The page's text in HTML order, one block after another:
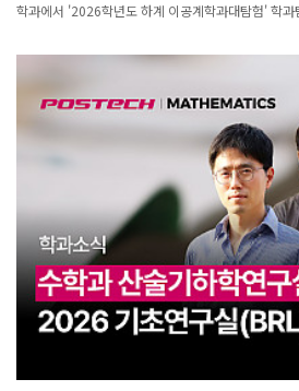
학과에서 '2026학년도 하계 이공계학과대탐험' 학과
할 수 있도록 마련된 진로 프로그램이다.수학과에는
여 손영환 교수의 학과 소개 강연과 손영환·전보광
학생들은 대학에서의 수학 공부와 연구 활동에 대한
자유롭게 질문하며 미래 진로를 탐색하는 뜻깊은 시
래 세대와 소통하는 자리를 꾸준히 마련해 나갈 예정